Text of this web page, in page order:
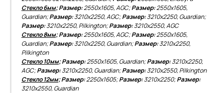
Стекло 6мм; Размер:2550х1605, AGC;Размер:2550х1605,
Guardian;Размер:3210х2250, AGC;Размер:3210х2250, Guardian;
Размер:3210х2250, Pilkington;Размер:3210х2550, AGC
Стекло 8мм; Размер:2550х1605, AGC;Размер:2550х1605,
Guardian;Размер:3210х2250, Guardian;Размер:3210х2250,
Pilkington
Стекло 10мм; Размер:2550х1605, Guardian;Размер:3210х2250,
AGC;Размер:3210х2250, Guardian;Размер:3210х2550, Pilkington
Стекло 12мм; Размер:2250х1605;Размер:3210х2250;Размер:
3210х2550, Guardian